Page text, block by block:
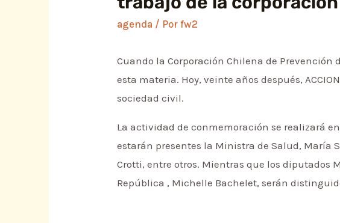
agenda / Porfw2
Cuando la Corporación Chilena de Prevención
esta materia. Hoy, veinte años después,
sociedad civil.
La actividad de conmemoración se realizará
estarán presentes la Ministra de Salud, María
Crotti, entre otros. Mientras que los diputados
República , Michelle Bachelet, serán